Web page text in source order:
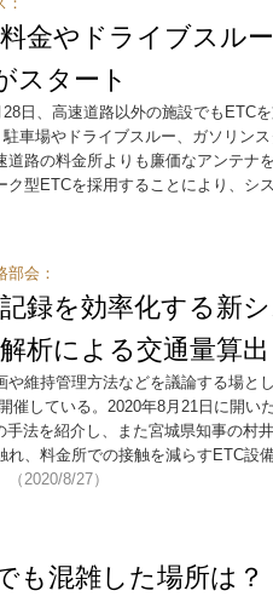
金やドライブスル
スタート
日、高速道路以外の施設でもETC
駐車場やドライブスルー、ガソリン
道路の料金所よりも廉価なアンテナ
ク型ETCを採用することにより、シ
部会：
録を効率化する新
析による交通量算出
や維持管理方法などを議論する場と
催している。2020年8月21日に開い
法を紹介し、また宮城県知事の村
れ、料金所での接触を減らすETC設
（2020/8/27）
も混雑した場所は